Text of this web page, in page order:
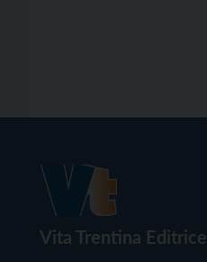
Vita Trentina Editrice